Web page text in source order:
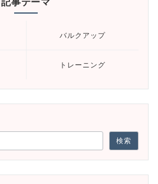
バルクアップ
トレーニング
検索